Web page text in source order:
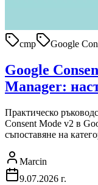
cmp Google
Google
Manager:
Практическо
Consent Mode v2 в
съпоставяне на
Marcin
9.07.2026 г.